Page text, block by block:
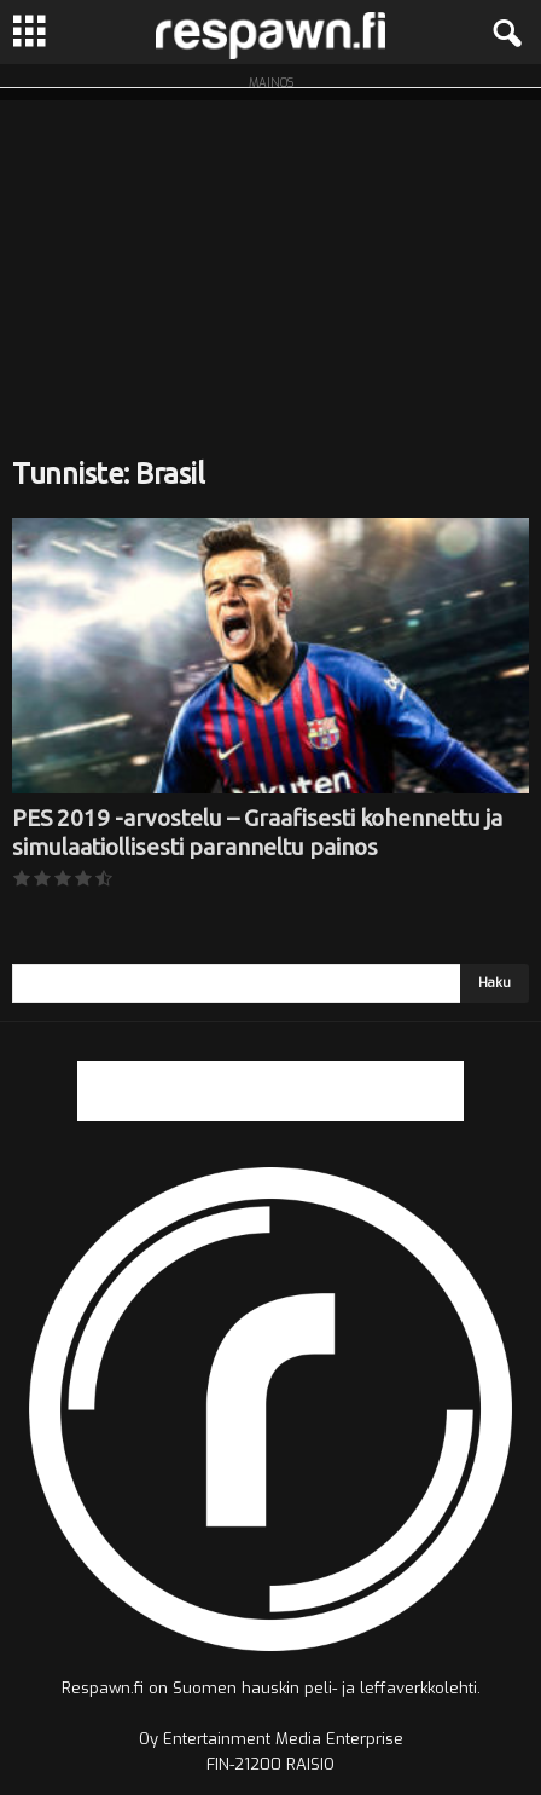
R
MAINOS
Tunniste: Brasil
PES 2019 -arvostelu – Graafisesti kohennettu ja
simulaatiollisesti paranneltu painos
Respawn.fi on Suomen hauskin peli- ja leffaverkkolehti.
Oy Entertainment Media Enterprise
FIN-21200 RAISIO